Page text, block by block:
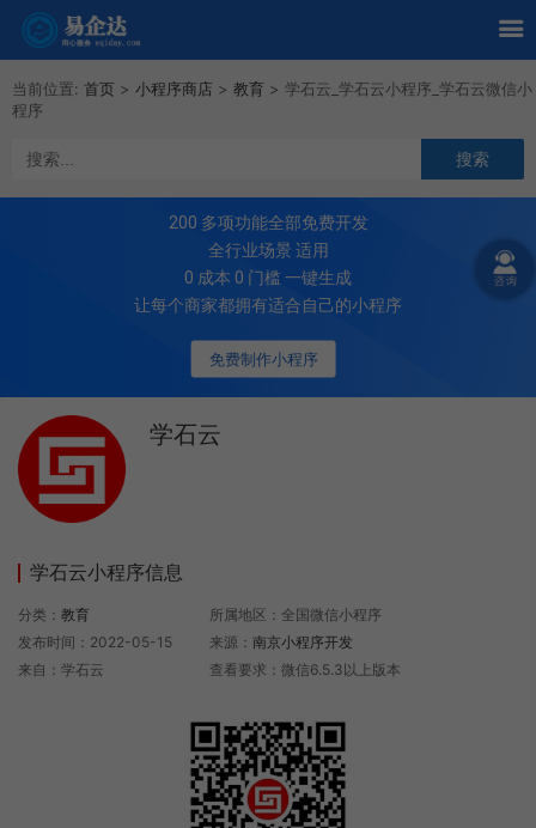
当前位置: 首页 > 小程序商店 > 教育 > 学石云_学石云小程序_学石云微信小
程序
免费制作小程序
200 多项功能全部免费开发
全行业场景 适用
0 成本 0 门槛 一键生成
让每个商家都拥有适合自己的小程序
学石云
学石云小程序信息
分类： 教育
发布时间：2022-05-15
来自：学石云
所属地区：全国微信小程序
来源：南京小程序开发
查看要求：微信6.5.3以上版本